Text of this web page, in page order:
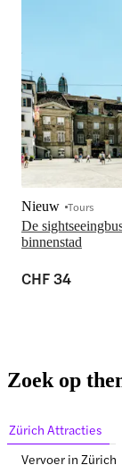
De
binnenstad
Nieuw Tours
CHF 34
Zoek op
Zürich Attracties
Vervoer in Zürich